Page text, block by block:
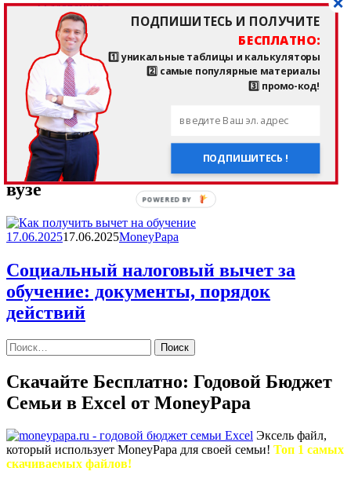
О MoneyPapa
кто такой Тимур Мазаев, MoneyPapa?!
отзывы подписчиков и клиентов
——————————
мои любимые приложения и сайты
последние прочитанные книги
страничка здоровья и спорта
——————————
мои партнеры
мои контакты
Метка:вычеты за обучение ребенка в
вузе
17.06.202517.06.2025MoneyPapa
Социальный налоговый вычет за
обучение: документы, порядок
действий
Найти:
Скачайте Бесплатно: Годовой Бюджет
Семьи в Excel от MoneyPapa
Эксель файл,
который использует MoneyPapa для своей семьи! Топ 1 самых
скачиваемых файлов!
ПОДПИШИТЕСЬ !
ПОДПИШИТЕСЬ И ПОЛУЧИТЕ
БЕСПЛАТНО:
1️⃣ уникальные таблицы и калькуляторы
2️⃣ самые популярные материалы
3️⃣ промо-код!
POWERED BY